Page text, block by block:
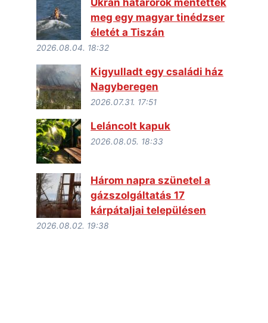
Ukrán határőrök mentették
meg egy magyar tinédzser
életét a Tiszán
2026.08.04. 18:32
Kigyulladt egy családi ház
Nagyberegen
2026.07.31. 17:51
Leláncolt kapuk
2026.08.05. 18:33
Három napra szünetel a
gázszolgáltatás 17
kárpátaljai településen
2026.08.02. 19:38